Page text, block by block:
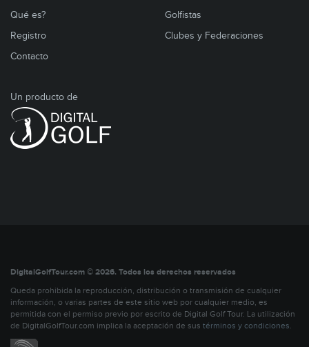
Qué es?
Registro
Contacto
Golfistas
Clubes y Federaciones
Un producto de
DigitalGolfTour.com © 2026. Todos los derechos reservados
Queda prohibida la reproducción, distribución o transmisión de cualquier
información, o varias partes de este sitio web por cualquier medio, es
permitida con el permiso previo por escrito de Digital Golf Tour. La utilización
de DigitalGolfTour.com implica la aceptación de sus términos y condiciones.